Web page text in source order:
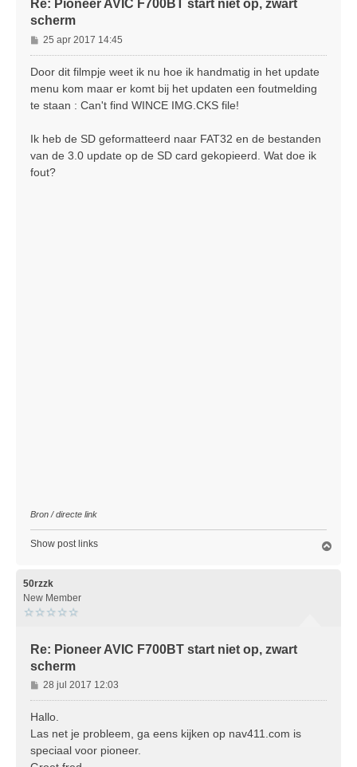
Re: Pioneer AVIC F700BT start niet op, zwart
scherm
B
e
c
h
25 apr 2017 14:45
Door dit filmpje weet ik nu hoe ik handmatig in het update
menu kom maar er komt bij het updaten een foutmelding
te staan : Can't find WINCE IMG.CKS file!
Ik heb de SD geformatteerd naar FAT32 en de bestanden
van de 3.0 update op de SD card gekopieerd. Wat doe ik
fout?
Bron / directe link
Show post links
50rzzk
New Member
Re: Pioneer AVIC F700BT start niet op, zwart
scherm
B
e
r
h
28 jul 2017 12:03
Hallo.
Las net je probleem, ga eens kijken op nav411.com is
speciaal voor pioneer.